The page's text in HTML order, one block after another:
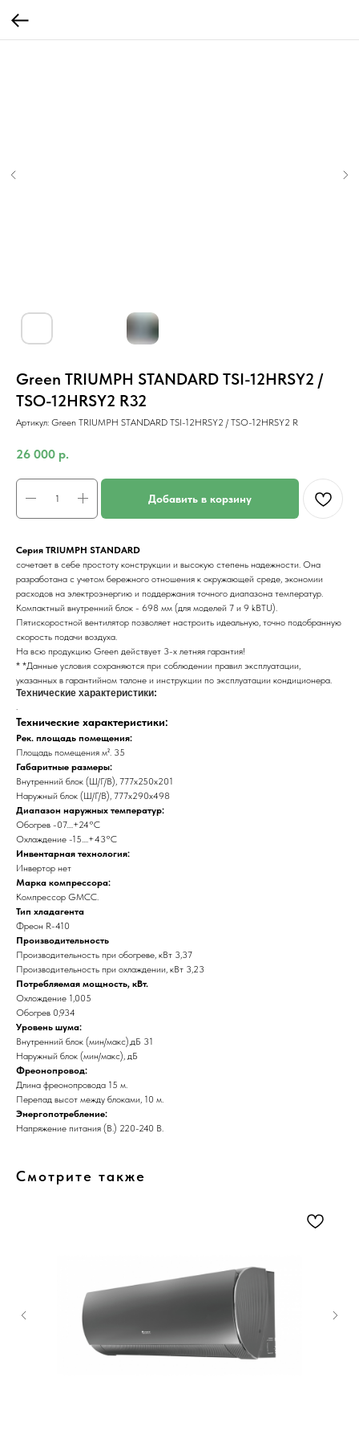
Green TRIUMPH STANDARD TSI-12HRSY2 /
TSO-12HRSY2 R32
Артикул: Green TRIUMPH STANDARD TSI-12HRSY2 / TSO-12HRSY2 R
26 000 р.
Добавить в корзину
Серия TRIUMPH STANDARD
сочетает в себе простоту конструкции и высокую степень надежности. Она
разработана с учетом бережного отношения к окружающей среде, экономии
расходов на электроэнергию и поддержания точного диапазона температур.
Компактный внутренний блок - 698 мм (для моделей 7 и 9 kBTU).
Пятискоростной вентилятор позволяет настроить идеальную, точно подобранную
скорость подачи воздуха.
На всю продукцию Green действует 3-х летняя гарантия!
* *Данные условия сохраняются при соблюдении правил эксплуатации,
указанных в гарантийном талоне и инструкции по эксплуатации кондиционера.
Технические характеристики:
.
Технические характеристики:
Рек. площадь помещения:
Площадь помещения м². 35
Габаритные размеры:
Внутренний блок (Ш/Г/В), 777х250х201
Наружный блок (Ш/Г/В), 777x290x498
Диапазон наружных температур:
Обогрев -07....+24°C
Охлаждение -15....+43°C
Инвентарная технология:
Инвертор нет
Марка компрессора:
Компрессор GMCC.
Тип хладагента
Фреон R-410
Производительность
Производительность при обогреве, кВт 3,37
Производительность при охлаждении, кВт 3,23
Потребляемая мощность, кВт.
Охлождение 1,005
Обогрев 0,934
Уровень шума:
Внутренний блок (мин/макс),дБ 31
Наружный блок (мин/макс), дБ
Фреонопровод:
Длина фреонопровода 15 м.
Перепад высот между блоками, 10 м.
Энергопотребление:
Напряжение питания (В.) 220-240 В.
Смотрите также